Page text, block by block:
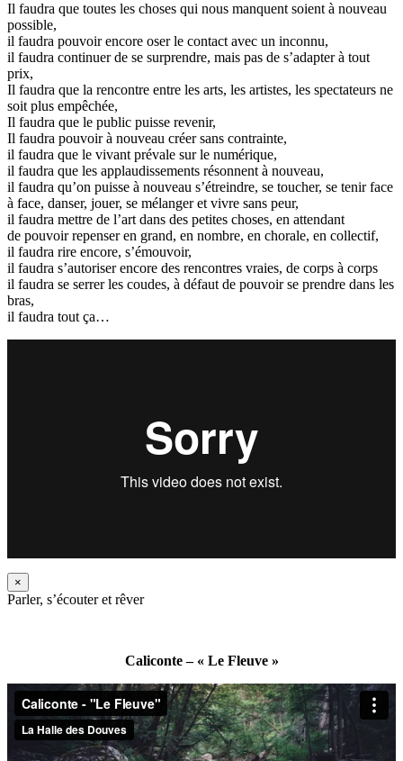
Il faudra que toutes les choses qui nous manquent soient à nouveau
possible,
il faudra pouvoir encore oser le contact avec un inconnu,
il faudra continuer de se surprendre, mais pas de s’adapter à tout
prix,
Il faudra que la rencontre entre les arts, les artistes, les spectateurs ne
soit plus empêchée,
Il faudra que le public puisse revenir,
Il faudra pouvoir à nouveau créer sans contrainte,
il faudra que le vivant prévale sur le numérique,
il faudra que les applaudissements résonnent à nouveau,
il faudra qu’on puisse à nouveau s’étreindre, se toucher, se tenir face
à face, danser, jouer, se mélanger et vivre sans peur,
il faudra mettre de l’art dans des petites choses, en attendant
de pouvoir repenser en grand, en nombre, en chorale, en collectif,
il faudra rire encore, s’émouvoir,
il faudra s’autoriser encore des rencontres vraies, de corps à corps
il faudra se serrer les coudes, à défaut de pouvoir se prendre dans les
bras,
il faudra tout ça…
×
Parler, s’écouter et rêver
Caliconte – « Le Fleuve »